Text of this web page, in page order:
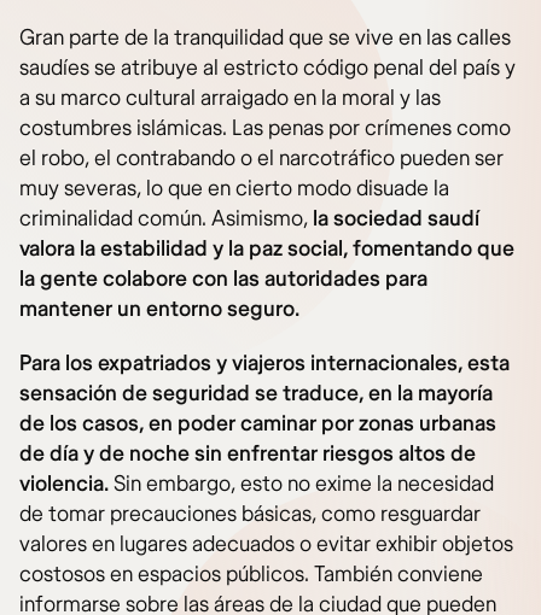
Gran parte de la tranquilidad que se vive en las calles
saudíes se atribuye al estricto código penal del país y
a su marco cultural arraigado en la moral y las
costumbres islámicas. Las penas por crímenes como
el robo, el contrabando o el narcotráfico pueden ser
muy severas, lo que en cierto modo disuade la
criminalidad común. Asimismo, la sociedad saudí
valora la estabilidad y la paz social, fomentando que
la gente colabore con las autoridades para
mantener un entorno seguro.
Para los expatriados y viajeros internacionales, esta
sensación de seguridad se traduce, en la mayoría
de los casos, en poder caminar por zonas urbanas
de día y de noche sin enfrentar riesgos altos de
violencia.Sin embargo, esto no exime la necesidad
de tomar precauciones básicas, como resguardar
valores en lugares adecuados o evitar exhibir objetos
costosos en espacios públicos. También conviene
informarse sobre las áreas de la ciudad que pueden